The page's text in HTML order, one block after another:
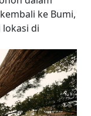
ke Bumi,
di